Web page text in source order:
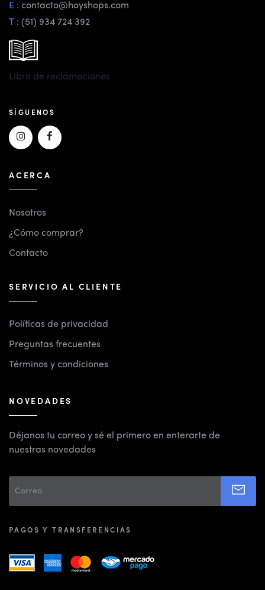
E : contacto@hoyshops.com
T : (51) 934 724 392
Libro de reclamaciones
SÍGUENOS
ACERCA
Nosotros
¿Cómo comprar?
Contacto
SERVICIO AL CLIENTE
Políticas de privacidad
Preguntas frecuentes
Términos y condiciones
NOVEDADES
Déjanos tu correo y sé el primero en enterarte de
nuestras novedades
PAGOS Y TRANSFERENCIAS